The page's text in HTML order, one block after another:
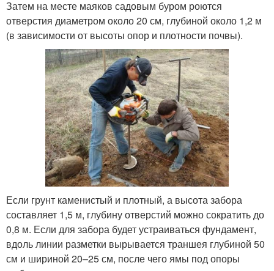
Затем на месте маяков садовым буром роются
отверстия диаметром около 20 см, глубиной около 1,2 м
(в зависимости от высоты опор и плотности почвы).
Если грунт каменистый и плотный, а высота забора
составляет 1,5 м, глубину отверстий можно сократить до
0,8 м. Если для забора будет устраиваться фундамент,
вдоль линии разметки вырывается траншея глубиной 50
см и шириной 20–25 см, после чего ямы под опоры